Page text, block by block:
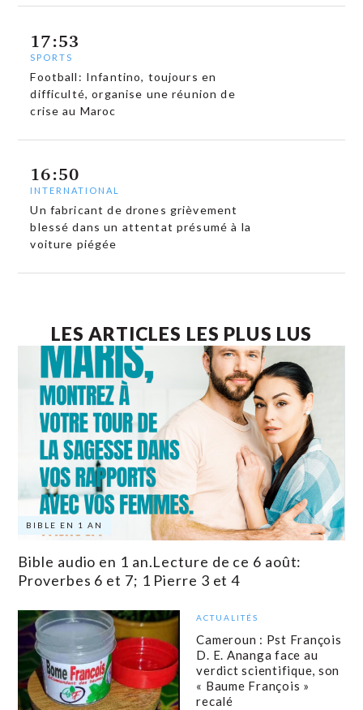
17:53
SPORTS
Football: Infantino, toujours en
difficulté, organise une réunion de
crise au Maroc
16:50
INTERNATIONAL
Un fabricant de drones grièvement
blessé dans un attentat présumé à la
voiture piégée
LES ARTICLES LES PLUS LUS
BIBLE EN 1 AN
Bible audio en 1 an.Lecture de ce 6 août:
Proverbes 6 et 7; 1 Pierre 3 et 4
ACTUALITÉS
Cameroun : Pst François
D. E. Ananga face au
verdict scientifique, son
« Baume François »
recalé